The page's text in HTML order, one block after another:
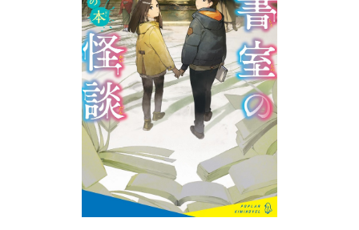
読みたい本が
見つかる